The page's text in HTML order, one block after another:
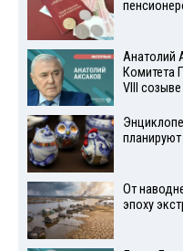
Анатолий
Комитета
VIII созыве
От
эпоху